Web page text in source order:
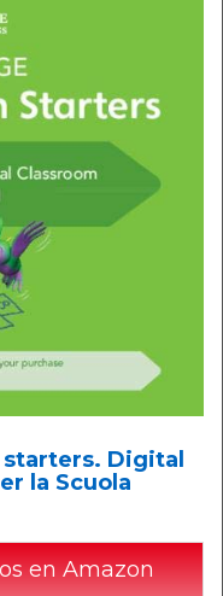
Digital
la Scuola
en Amazon